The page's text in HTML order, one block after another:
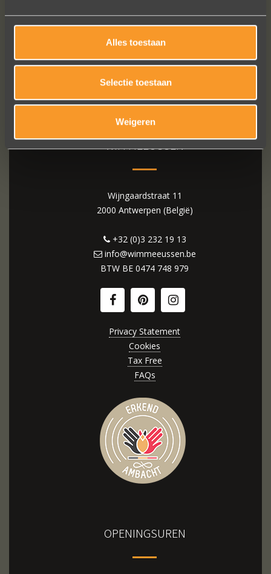
Alles toestaan
Selectie toestaan
Weigeren
WIM MEEUSSEN
Wijngaardstraat 11
2000 Antwerpen (België)
+32 (0)3 232 19 13
info@wimmeeussen.be
BTW BE 0474 748 979
Privacy Statement
Cookies
Tax Free
FAQs
OPENINGSUREN